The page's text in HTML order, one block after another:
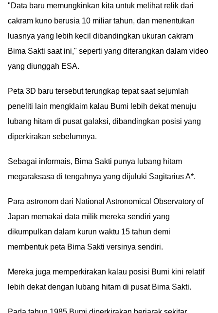
"Data baru memungkinkan kita untuk melihat relik dari
cakram kuno berusia 10 miliar tahun, dan menentukan
luasnya yang lebih kecil dibandingkan ukuran cakram
Bima Sakti saat ini," seperti yang diterangkan dalam video
yang diunggah ESA.
Peta 3D baru tersebut terungkap tepat saat sejumlah
peneliti lain mengklaim kalau Bumi lebih dekat menuju
lubang hitam di pusat galaksi, dibandingkan posisi yang
diperkirakan sebelumnya.
Sebagai informais, Bima Sakti punya lubang hitam
megaraksasa di tengahnya yang dijuluki Sagitarius A*.
Para astronom dari National Astronomical Observatory of
Japan memakai data milik mereka sendiri yang
dikumpulkan dalam kurun waktu 15 tahun demi
membentuk peta Bima Sakti versinya sendiri.
Mereka juga memperkirakan kalau posisi Bumi kini relatif
lebih dekat dengan lubang hitam di pusat Bima Sakti.